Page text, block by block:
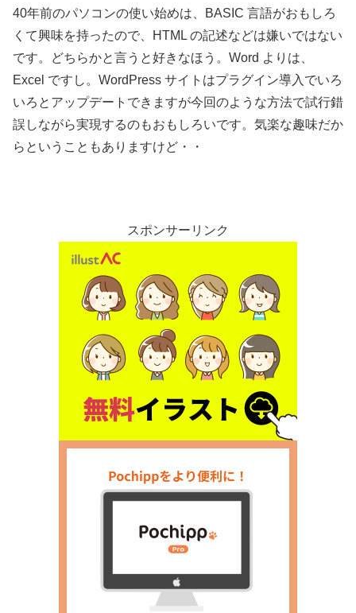
40年前のパソコンの使い始めは、BASIC 言語がおもしろ
くて興味を持ったので、HTML の記述などは嫌いではない
です。どちらかと言うと好きなほう。Word よりは、
Excel ですし。WordPress サイトはプラグイン導入でいろ
いろとアップデートできますが今回のような方法で試行錯
誤しながら実現するのもおもしろいです。気楽な趣味だか
らということもありますけど・・
スポンサーリンク